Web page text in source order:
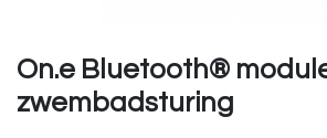
On.e Bluetooth®
zwembadsturing